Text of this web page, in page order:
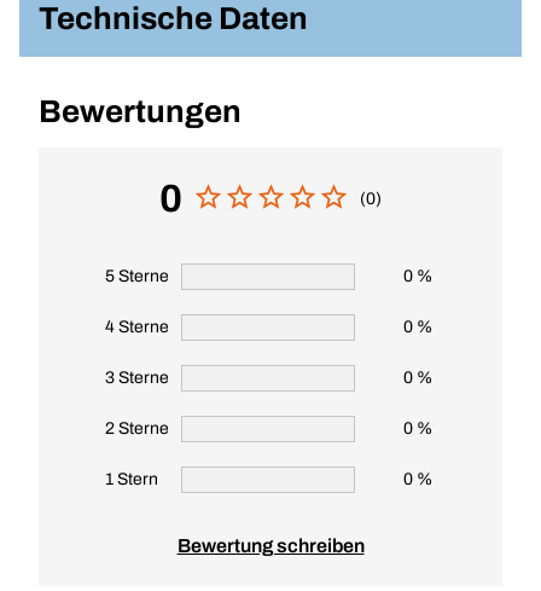
Technische Daten
Bewertungen
0 (0)
5 Sterne 0 %
4 Sterne 0 %
3 Sterne 0 %
2 Sterne 0 %
1 Stern 0 %
Bewertung schreiben